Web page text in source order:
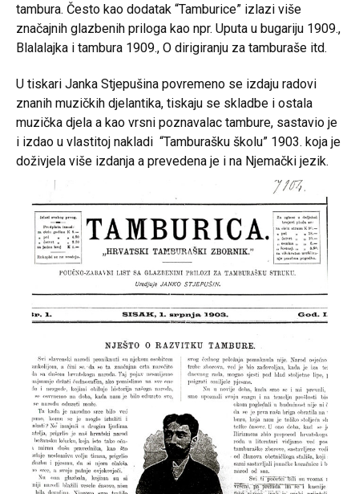
tambura. Često kao dodatak “Tamburice” izlazi više
značajnih glazbenih priloga kao npr. Uputa u bugariju 1909.,
Blalalajka i tambura 1909., O dirigiranju za tamburaše itd.
U tiskari Janka Stjepušina povremeno se izdaju radovi
znanih muzičkih djelantika, tiskaju se skladbe i ostala
muzička djela a kao vrsni poznavalac tambure, sastavio je
i izdao u vlastitoj nakladi “Tamburašku školu” 1903. koja je
doživjela više izdanja a prevedena je i na Njemački jezik.